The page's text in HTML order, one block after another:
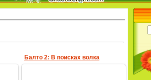
Балто 2: В поисках волка